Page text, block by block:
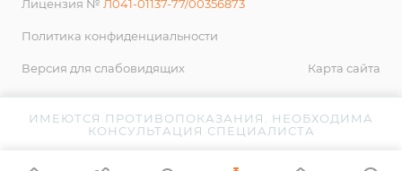
Лицензия № Л041-01137-77/00356873
Политика конфиденциальности
Версия для слабовидящих Карта сайта
ИМЕЮТСЯ ПРОТИВОПОКАЗАНИЯ. НЕОБХОДИМА
КОНСУЛЬТАЦИЯ СПЕЦИАЛИСТА